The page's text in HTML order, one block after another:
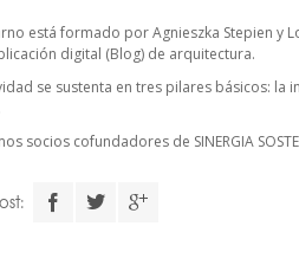
está formado por Agnieszka Stepien y
digital (Blog) de arquitectura.
se sustenta en tres pilares básicos:
socios cofundadores de SINERGIA